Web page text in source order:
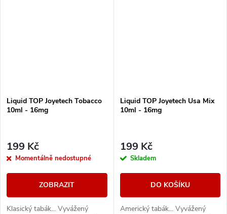
Liquid TOP Joyetech Tobacco
10ml - 16mg
199 Kč
Momentálně nedostupné
ZOBRAZIT
Klasický tabák... Vyvážený
Liquid TOP Joyetech Usa Mix
10ml - 16mg
199 Kč
Skladem
DO KOŠÍKU
Americký tabák... Vyvážený